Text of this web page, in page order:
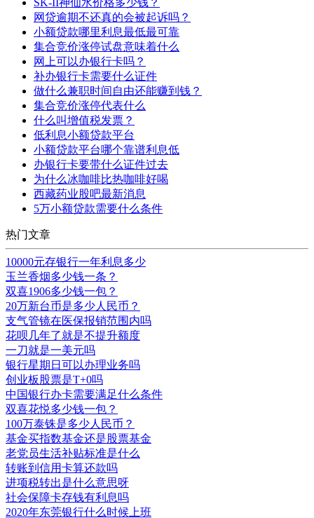
网贷逾期不还真的会被起诉吗？
小额贷款哪里利息最低最可靠
集合竞价涨停试盘意味着什么
网上可以办银行卡吗？
补办银行卡需要什么证件
做什么兼职时间自由还能赚到钱？
集合竞价涨停代表什么
什么叫增值税发票？
低利息小额贷款平台
小额贷款平台哪个靠谱利息低
办银行卡要带什么证件过去
为什么冰咖啡比热咖啡好喝
西藏药业股吧最新消息
5万小额贷款需要什么条件
热门文章
10000元存银行一年利息多少
玉兰香烟多少钱一条？
双喜1906多少钱一包？
20万新台币是多少人民币？
支气管镜在医保报销范围内吗
花呗几年了就是不提升额度
一刀就是一美元吗
银行星期日可以办理业务吗
创业板股票是T+0吗
中国银行办卡需要满足什么条件
双喜花悦多少钱一包？
100万泰铢是多少人民币？
基金买指数基金还是股票基金
老党员生活补贴标准是什么
转账到信用卡算还款吗
进项税转出是什么意思呀
社会保障卡存钱有利息吗
2020年东莞银行什么时候上班